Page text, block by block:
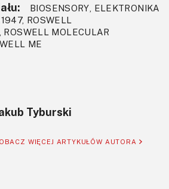
BIOSENSORY, ELEKTRONIKA
ROSWELL
ROSWELL MOLECULAR
ME
Tyburski
WIĘCEJ ARTYKUŁÓW AUTORA